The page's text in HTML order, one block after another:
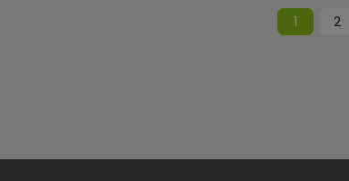
1 2